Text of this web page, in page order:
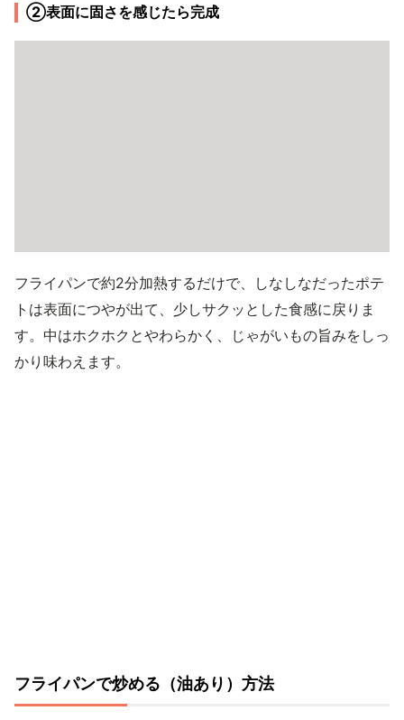
②表面に固さを感じたら完成
フライパンで約2分加熱するだけで、しなしなだったポテ
トは表面につやが出て、少しサクッとした食感に戻りま
す。中はホクホクとやわらかく、じゃがいもの旨みをしっ
かり味わえます。
フライパンで炒める（油あり）方法